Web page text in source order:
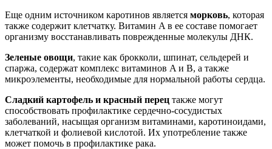
Еще одним источником каротинов является морковь, которая
также содержит клетчатку. Витамин A в ее составе помогает
организму восстанавливать поврежденные молекулы ДНК.
Зеленые овощи, такие как брокколи, шпинат, сельдерей и
спаржа, содержат комплекс витаминов A и B, а также
микроэлементы, необходимые для нормальной работы сердца.
Сладкий картофель и красный перец также могут
способствовать профилактике сердечно-сосудистых
заболеваний, насыщая организм витаминами, каротиноидами,
клетчаткой и фолиевой кислотой. Их употребление также
может помочь в профилактике рака.